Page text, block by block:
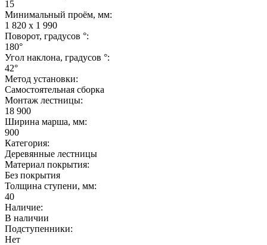
15
Минимальный проём, мм:
1 820 х 1 990
Поворот, градусов °:
180°
Угол наклона, градусов °:
42°
Метод установки:
Самостоятельная сборка
Монтаж лестницы:
18 900
Ширина марша, мм:
900
Категория:
Деревянные лестницы
Материал покрытия:
Без покрытия
Толщина ступени, мм:
40
Наличие:
В наличии
Подступенники:
Нет